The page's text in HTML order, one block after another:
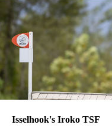
Isselhook's Iroko TSF